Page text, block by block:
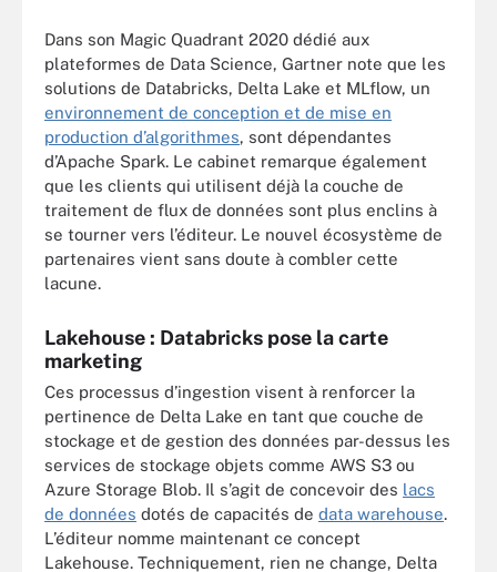
Dans son Magic Quadrant 2020 dédié aux
plateformes de Data Science, Gartner note que les
solutions de Databricks, Delta Lake et MLflow, un
environnement de conception et de mise en
production d’algorithmes, sont dépendantes
d’Apache Spark. Le cabinet remarque également
que les clients qui utilisent déjà la couche de
traitement de flux de données sont plus enclins à
se tourner vers l’éditeur. Le nouvel écosystème de
partenaires vient sans doute à combler cette
lacune.
Lakehouse : Databricks pose la carte
marketing
Ces processus d’ingestion visent à renforcer la
pertinence de Delta Lake en tant que couche de
stockage et de gestion des données par-dessus les
services de stockage objets comme AWS S3 ou
Azure Storage Blob. Il s’agit de concevoir des lacs
de données dotés de capacités de data warehouse.
L’éditeur nomme maintenant ce concept
Lakehouse. Techniquement, rien ne change, Delta